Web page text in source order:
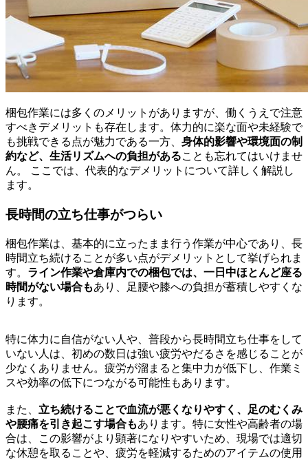
梱包作業には多くのメリットがありますが、働くうえで注意
すべきデメリットも存在します。体力的に楽な面や未経験で
も挑戦できる点が魅力である一方、 身体的影響や環境面の制
約など、生活リズムへの負担があることも忘れてはいけませ
ん。 ここでは、代表的なデメリットについて詳しく解説し
ます。
長時間の立ち仕事がつらい
梱包作業は、基本的に立ったまま行う作業が中心であり、長
時間立ち続けることが多い点がデメリットとして挙げられま
す。 ライン作業や倉庫内での梱包では、一日中ほとんど座る
時間がない場合もあり、足腰や膝への負担が蓄積しやすくな
ります。
特に体力に自信がない人や、普段から長時間立ち仕事をして
いない人は、初めの数日は強い疲労やだるさを感じることが
少なくありません。疲労が溜まると集中力が低下し、作業ミ
スや効率の低下につながる可能性もあります。
また、 立ち続けることで血流が悪くなりやすく、足のむくみ
や腰痛を引き起こす場合もあります。特に女性や高齢者の場
合は、この影響がより顕著になりやすいため、現場では適切
な休憩を取ることや、疲労を軽減するためのアイテムの使用